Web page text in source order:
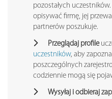
pozostałych
opisywać firmę, jej
partnerów poszukuje.
Przeglądaj profile
uczestników, aby
poszczególnych
codziennie mogą się
Wysyłaj i odbieraj